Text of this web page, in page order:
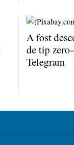
A fost
de tip
Telegram